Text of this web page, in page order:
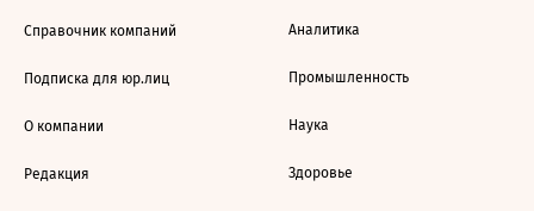
Справочник компаний
Подписка для юр.лиц
О компании
Редакция
Аналитика
Промышленность
Наука
Здоровье